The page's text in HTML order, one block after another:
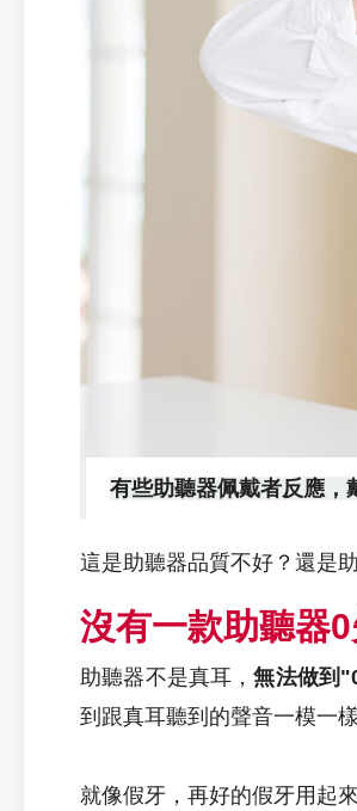
有些助聽器佩戴者反應，
這是助聽器品質不好？還是
沒有一款助聽器
助聽器不是真耳，無法做到
到跟真耳聽到的聲音一模一樣
就像假牙，再好的假牙用起